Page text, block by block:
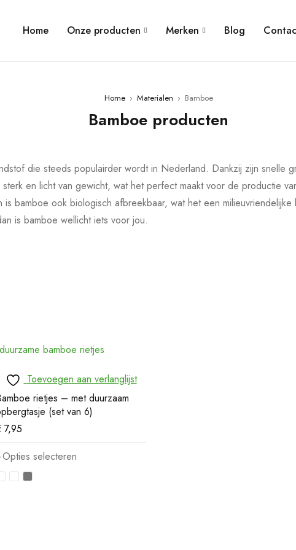
Home Onze producten Merken Blog
Home › Materialen › Bamboe
Bamboe producten
die steeds populairder wordt in Nederland. Dankzij zijn snelle
en licht van gewicht, wat het perfect maakt voor de productie
bamboe ook biologisch afbreekbaar, wat het een
is bamboe wellicht iets voor jou.
Toevoegen aan verlanglijst
rietjes – met duurzaam
(set van 6)
7,95
Opties selecteren